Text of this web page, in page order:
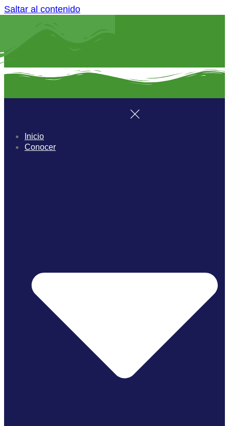
Saltar al contenido
Inicio
Conocer